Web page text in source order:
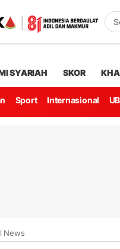
SYARIAH SKOR
Sport Internasional
News